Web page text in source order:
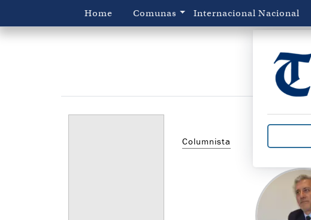
Home Comunas Internacional Nacional
Columnista